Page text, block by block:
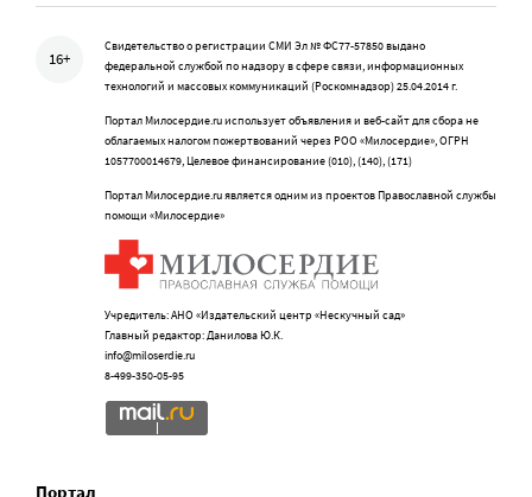
16+
Свидетельство о регистрации СМИ Эл № ФС77-57850 выдано
федеральной службой по надзору в сфере связи, информационных
технологий и массовых коммуникаций (Роскомнадзор) 25.04.2014 г.
Портал Милосердие.ru использует объявления и веб-сайт для сбора не
облагаемых налогом пожертвований через РОО «Милосердие», ОГРН
1057700014679, Целевое финансирование (010), (140), (171)
Портал Милосердие.ru является одним из проектов Православной службы
помощи «Милосердие»
Учредитель: АНО «Издательский центр «Нескучный сад»
Главный редактор: Данилова Ю.К.
info@miloserdie.ru
8-499-350-05-95
Портал